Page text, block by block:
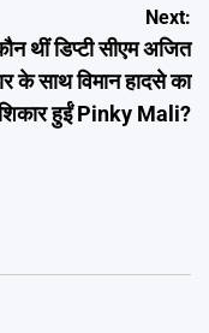
Next:
थीं डिप्टी सीएम अजित
के साथ विमान हादसे का
हुईं Pinky Mali?